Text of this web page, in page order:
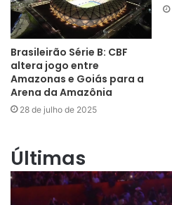
Brasileirão Série B: CBF
altera jogo entre
Amazonas e Goiás para a
Arena da Amazônia
28 de julho de 2025
Últimas